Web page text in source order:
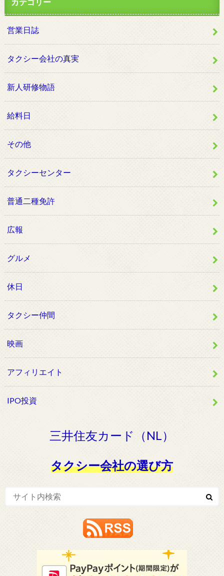
営業日誌
タクシー会社の真実
新人研修物語
給料日
その他
タクシーセンター
普通二種免許
広報
グルメ
休日
タクシー仲間
映画
アフィリエイト
IPO投資
三井住友カード（NL）
タクシー会社の選び方